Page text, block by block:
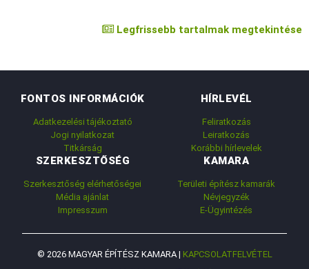
Legfrissebb tartalmak megtekintése
FONTOS INFORMÁCIÓK
Adatkezelési tájékoztató
Jogi nyilatkozat
Titkárság
HÍRLEVÉL
Feliratkozás
Leiratkozás
Korábbi hírlevelek
SZERKESZTŐSÉG
Szerkesztőség elérhetőségei
Média ajánlat
Impresszum
KAMARA
Területi építész kamarák
Névjegyzék
E-Ügyintézés
© 2026 MAGYAR ÉPÍTÉSZ KAMARA | KAPCSOLATFELVÉTEL